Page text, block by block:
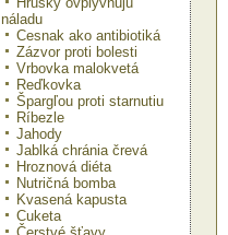
náladu
Cesnak ako antibiotiká
Zázvor proti bolesti
Vrbovka malokvetá
Reďkovka
Špargľou proti starnutiu
Ríbezle
Jahody
Jablká chránia črevá
Hroznová diéta
Nutričná bomba
Kvasená kapusta
Cuketa